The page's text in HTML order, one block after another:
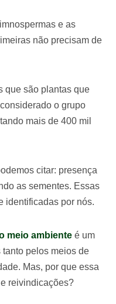
e as
não precisam de
que são plantas que
o grupo
mais de 400 mil
citar: presença
as sementes. Essas
identificadas por nós.
meio ambiente é um
pelos meios de
Mas, por que essa
reivindicações?